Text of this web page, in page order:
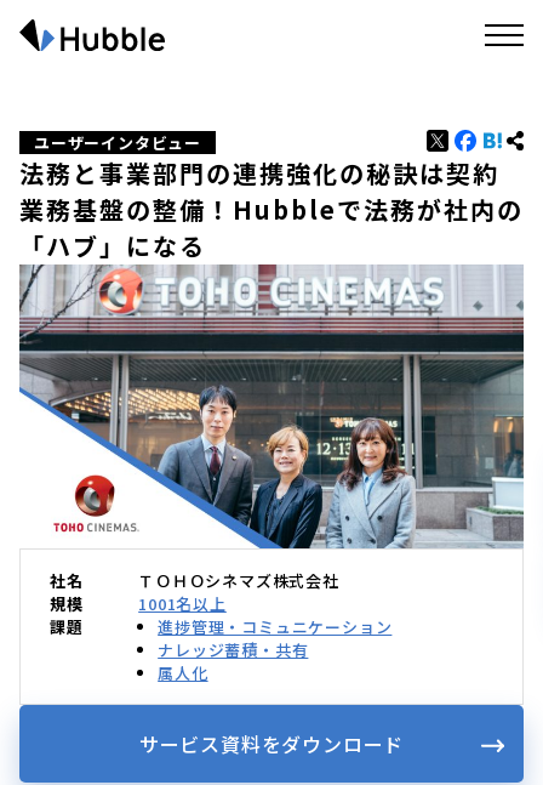
ユーザーインタビュー
法務と事業部門の連携強化の秘訣は契約
業務基盤の整備！Hubbleで法務が社内の
「ハブ」になる
社名
ＴＯＨＯシネマズ株式会社
規模
1001名以上
課題
進捗管理・コミュニケーション
ナレッジ蓄積・共有
属人化
サービス資料をダウンロード